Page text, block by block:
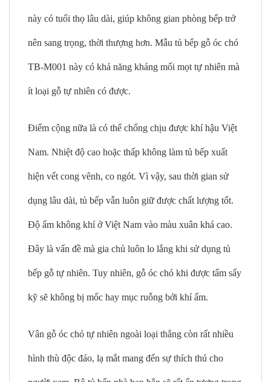
này có tuổi thọ lâu dài, giúp không gian phòng bếp trở
nên sang trọng, thời thượng hơn. Mẫu tủ bếp gỗ óc chó
TB-M001 này có khả năng kháng mối mọt tự nhiên mà
ít loại gỗ tự nhiên có được.
Điểm cộng nữa là có thể chống chịu được khí hậu Việt
Nam. Nhiệt độ cao hoặc thấp không làm tủ bếp xuất
hiện vết cong vênh, co ngót. Vì vậy, sau thời gian sử
dụng lâu dài, tủ bếp vẫn luôn giữ được chất lượng tốt.
Độ ẩm không khí ở Việt Nam vào màu xuân khá cao.
Đây là vấn đề mà gia chủ luôn lo lắng khi sử dụng tủ
bếp gỗ tự nhiên. Tuy nhiên, gỗ óc chó khi được tẩm sấy
kỹ sẽ không bị mốc hay mục ruỗng bởi khí ấm.
Vân gỗ óc chó tự nhiên ngoài loại thẳng còn rất nhiều
hình thù độc đáo, lạ mắt mang đến sự thích thú cho